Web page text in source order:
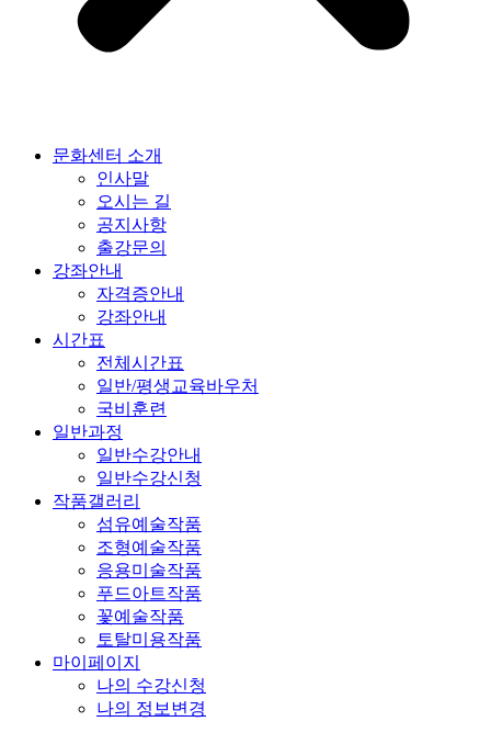
문화센터 소개
인사말
오시는 길
공지사항
출강문의
강좌안내
자격증안내
강좌안내
시간표
전체시간표
일반/평생교육바우처
국비훈련
일반과정
일반수강안내
일반수강신청
작품갤러리
섬유예술작품
조형예술작품
응용미술작품
푸드아트작품
꽃예술작품
토탈미용작품
마이페이지
나의 수강신청
나의 정보변경